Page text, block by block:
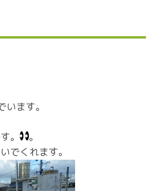
ます。
。
。
でくれます。